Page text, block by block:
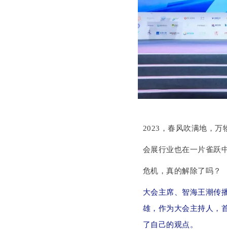
2023，春风吹满地，万
会展行业也在一片雀跃
危机，真的解除了吗？
大会主席、智海王潮传
雄，作为大会主持人，
了自己的观点。